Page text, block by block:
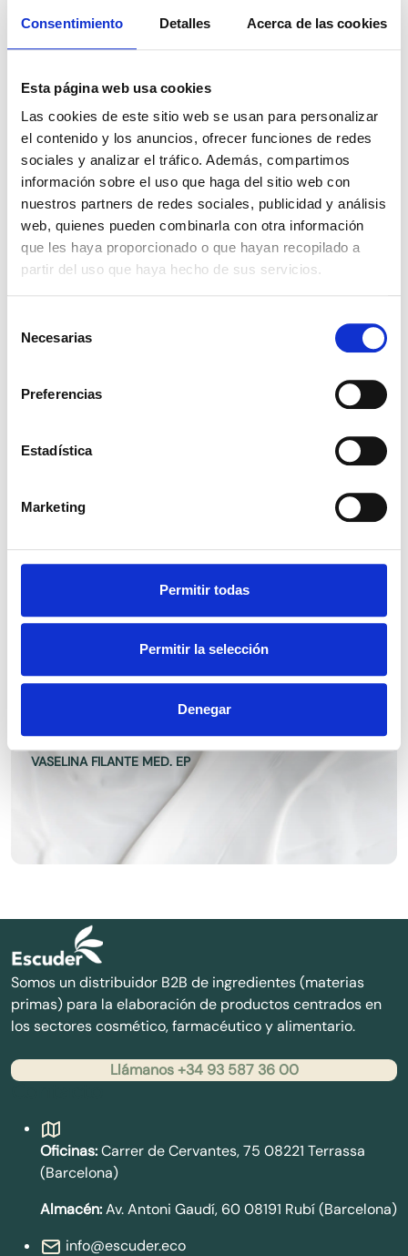
Consentimiento Detalles Acerca de las cookies
Esta página web usa cookies
Las cookies de este sitio web se usan para personalizar
el contenido y los anuncios, ofrecer funciones de redes
sociales y analizar el tráfico. Además, compartimos
información sobre el uso que haga del sitio web con
nuestros partners de redes sociales, publicidad y análisis
web, quienes pueden combinarla con otra información
que les haya proporcionado o que hayan recopilado a
partir del uso que haya hecho de sus servicios.
Necesarias
Preferencias
Estadística
Marketing
Permitir todas
Permitir la selección
Denegar
Haz click para ver los envases
Ingredientes relacionados
VASELINA LIQUIDA LIGERA EP
VASELINA FILANTE MED. EP
Somos un distribuidor B2B de ingredientes (materias
primas) para la elaboración de productos centrados en
los sectores cosmético, farmacéutico y alimentario.
Llámanos +34 93 587 36 00
Oficinas:Carrer de Cervantes, 75 08221 Terrassa
(Barcelona)
Almacén:Av. Antoni Gaudí, 60 08191 Rubí (Barcelona)
info@escuder.eco